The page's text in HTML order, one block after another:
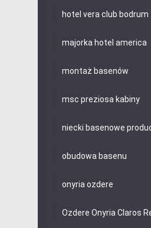
hotel vera club bodrum
majorka hotel america
montaż basenów
msc preziosa kabiny
niecki basenowe
obudowa basenu
onyria ozdere
Ozdere Onyria Claros